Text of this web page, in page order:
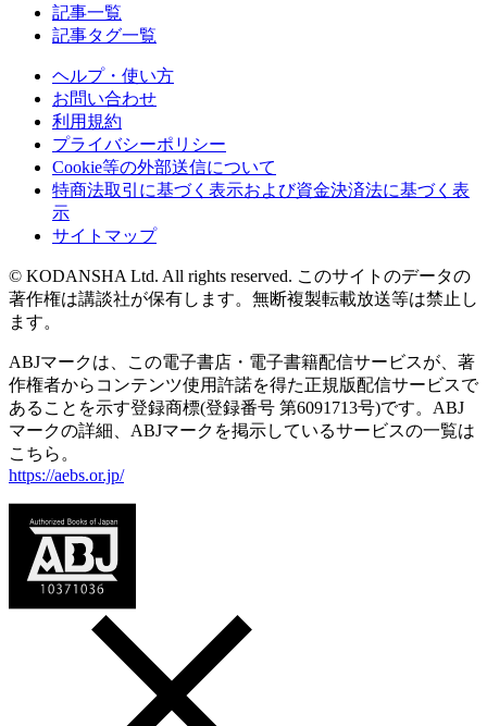
記事一覧
記事タグ一覧
ヘルプ・使い方
お問い合わせ
利用規約
プライバシーポリシー
Cookie等の外部送信について
特商法取引に基づく表示および資金決済法に基づく表
示
サイトマップ
© KODANSHA Ltd. All rights reserved. このサイトのデータの
著作権は講談社が保有します。無断複製転載放送等は禁止し
ます。
ABJマークは、この電子書店・電子書籍配信サービスが、著
作権者からコンテンツ使用許諾を得た正規版配信サービスで
あることを示す登録商標(登録番号 第6091713号)です。ABJ
マークの詳細、ABJマークを掲示しているサービスの一覧は
こちら。
https://aebs.or.jp/